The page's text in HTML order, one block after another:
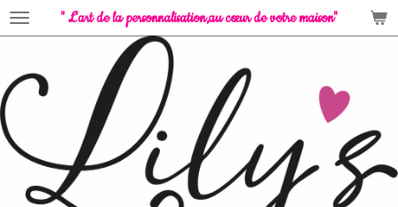
Passer
au
principal
" L'art de la personnalisation,au cœur de votre maison"